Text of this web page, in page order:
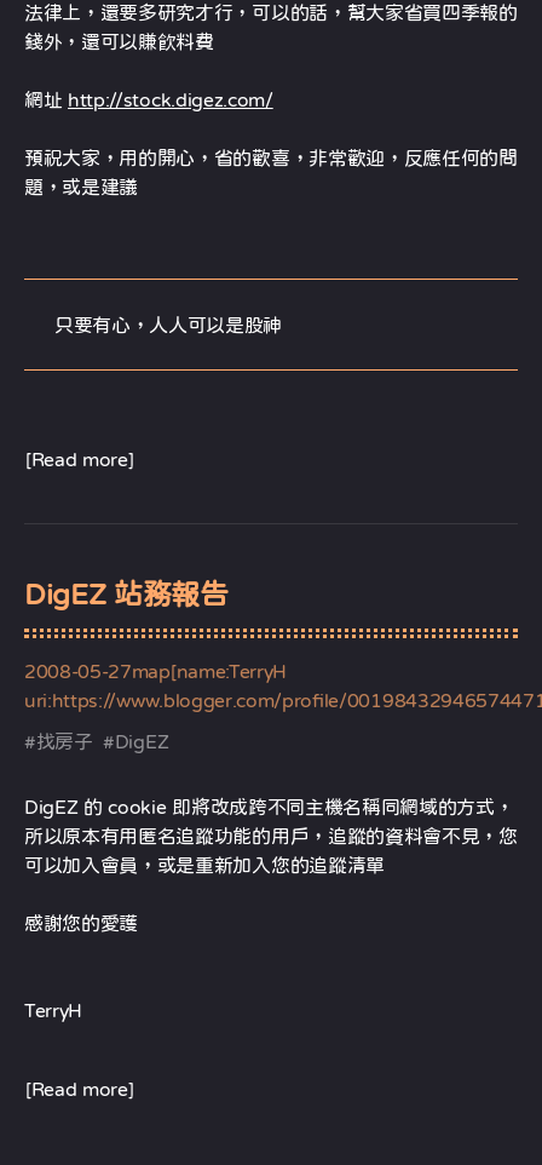
法律上，還要多研究才行，可以的話，幫大家省買四季報的
錢外，還可以賺飲料費
網址 http://stock.digez.com/
預祝大家，用的開心，省的歡喜，非常歡迎，反應任何的問
題，或是建議
只要有心，人人可以是股神
[Read more]
DigEZ 站務報告
2008-05-27map[name:TerryH
uri:https://www.blogger.com/profile/
#找房子 #DigEZ
DigEZ 的 cookie 即將改成跨不同主機名稱同網域的方式，
所以原本有用匿名追蹤功能的用戶，追蹤的資料會不見，您
可以加入會員，或是重新加入您的追蹤清單
感謝您的愛護
TerryH
[Read more]